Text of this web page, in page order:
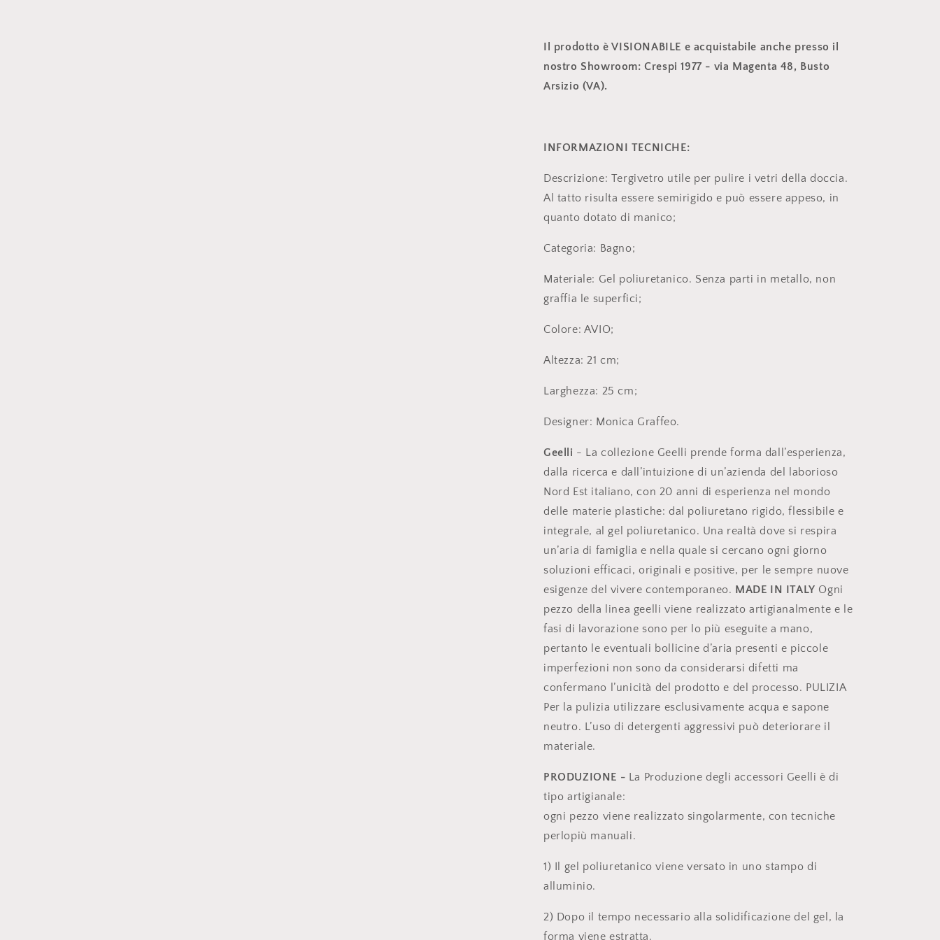
Il prodotto è VISIONABILE e acquistabile anche presso il
nostro Showroom: Crespi 1977 - via Magenta 48, Busto
Arsizio (VA).
INFORMAZIONI TECNICHE:
Descrizione: Tergivetro utile per pulire i vetri della doccia.
Al tatto risulta essere semirigido e può essere appeso, in
quanto dotato di manico;
Categoria: Bagno;
Materiale: Gel poliuretanico. Senza parti in metallo, non
graffia le superfici;
Colore: AVIO;
Altezza: 21 cm;
Larghezza: 25 cm;
Designer: Monica Graffeo.
Geelli - La collezione Geelli prende forma dall’esperienza,
dalla ricerca e dall’intuizione di un’azienda del laborioso
Nord Est italiano, con 20 anni di esperienza nel mondo
delle materie plastiche: dal poliuretano rigido, flessibile e
integrale, al gel poliuretanico. Una realtà dove si respira
un’aria di famiglia e nella quale si cercano ogni giorno
soluzioni efficaci, originali e positive, per le sempre nuove
esigenze del vivere contemporaneo. MADE IN ITALY Ogni
pezzo della linea geelli viene realizzato artigianalmente e le
fasi di lavorazione sono per lo più eseguite a mano,
pertanto le eventuali bollicine d’aria presenti e piccole
imperfezioni non sono da considerarsi difetti ma
confermano l’unicità del prodotto e del processo. PULIZIA
Per la pulizia utilizzare esclusivamente acqua e sapone
neutro. L’uso di detergenti aggressivi può deteriorare il
materiale.
PRODUZIONE - La Produzione degli accessori Geelli è di
tipo artigianale:
ogni pezzo viene realizzato singolarmente, con tecniche
perlopiù manuali.
1) Il gel poliuretanico viene versato in uno stampo di
alluminio.
2) Dopo il tempo necessario alla solidificazione del gel, la
forma viene estratta.